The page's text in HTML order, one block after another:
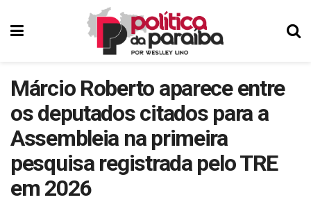
Márcio Roberto aparece entre
os deputados citados para a
Assembleia na primeira
pesquisa registrada pelo TRE
em 2026